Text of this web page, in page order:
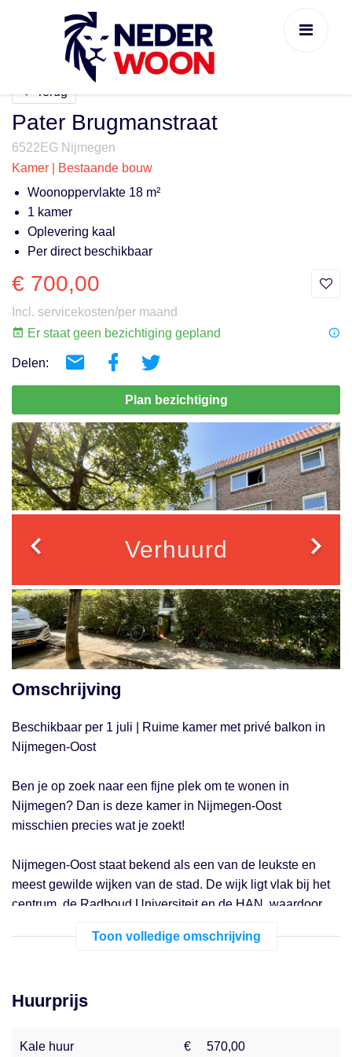
Terug
Pater Brugmanstraat
6522EG Nijmegen
Kamer | Bestaande bouw
Woonoppervlakte 18 m²
1 kamer
Oplevering kaal
Per direct beschikbaar
€ 700,00
Incl. servicekosten/per maand
Er staat geen bezichtiging gepland
Delen:
Plan bezichtiging
Verhuurd
Omschrijving
Beschikbaar per 1 juli | Ruime kamer met privé balkon in
Nijmegen-Oost
Ben je op zoek naar een fijne plek om te wonen in
Nijmegen? Dan is deze kamer in Nijmegen-Oost
misschien precies wat je zoekt!
Nijmegen-Oost staat bekend als een van de leukste en
meest gewilde wijken van de stad. De wijk ligt vlak bij het
centrum, de Radboud Universiteit en de HAN, waardoor
vind je er gezellige cafés, restaurants, speciaalzaken en
studenten, young professionals en buurtbewoners.
Kenmerken:
Toon volledige omschrijving
Huurprijs
Kale huur € 570,00